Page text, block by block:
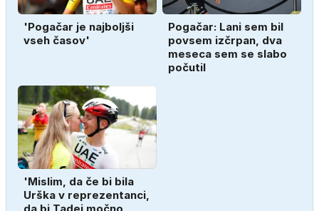
'Pogačar je najboljši
vseh časov'
Pogačar: Lani sem bil
povsem izčrpan, dva
meseca sem se slabo
počutil
'Mislim, da če bi bila
Urška v reprezentanci,